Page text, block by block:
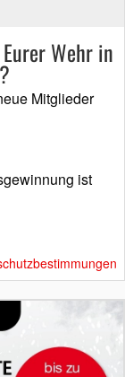
Wehr in
Mitglieder
ist